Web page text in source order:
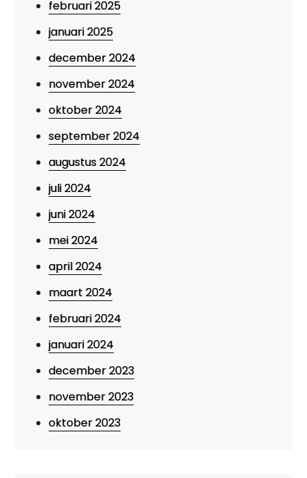
februari 2025
januari 2025
december 2024
november 2024
oktober 2024
september 2024
augustus 2024
juli 2024
juni 2024
mei 2024
april 2024
maart 2024
februari 2024
januari 2024
december 2023
november 2023
oktober 2023